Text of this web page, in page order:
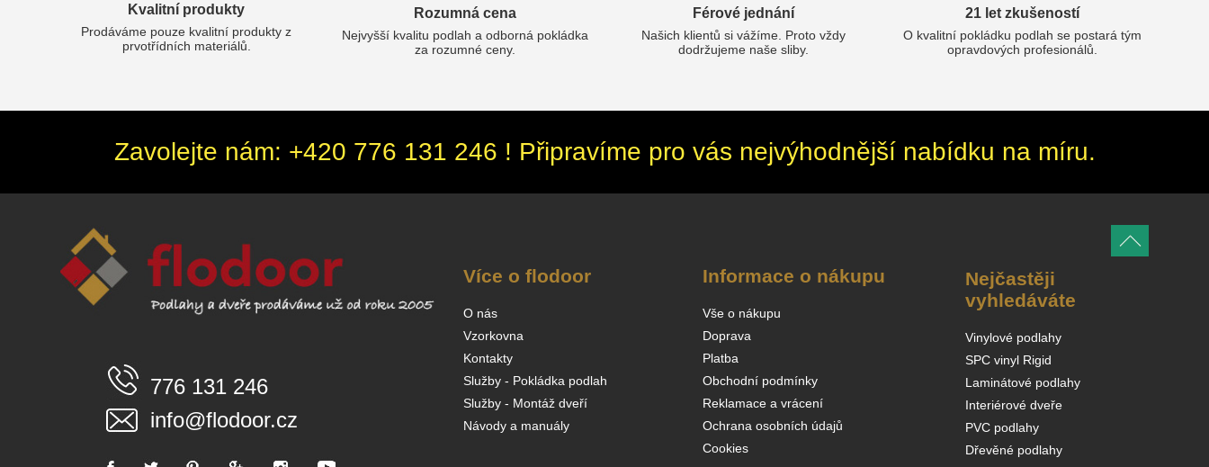
Kvalitní produkty
Prodáváme pouze kvalitní produkty z
prvotřídních materiálů.
Rozumná cena
Nejvyšší kvalitu podlah a odborná pokládka
za rozumné ceny.
Férové jednání
Našich klientů si vážíme. Proto vždy
dodržujeme naše sliby.
21 let zkušeností
O kvalitní pokládku podlah se postará tým
opravdových profesionálů.
Zavolejte nám: +420 776 131 246 ! Připravíme pro vás nejvýhodnější nabídku na míru.
776 131 246
info@flodoor.cz
Více o flodoor
O nás
Vzorkovna
Kontakty
Služby - Pokládka podlah
Služby - Montáž dveří
Návody a manuály
Informace o nákupu
Vše o nákupu
Doprava
Platba
Obchodní podmínky
Reklamace a vrácení
Ochrana osobních údajů
Cookies
Nejčastěji
vyhledáváte
Vinylové podlahy
SPC vinyl Rigid
Laminátové podlahy
Interiérové dveře
PVC podlahy
Dřevěné podlahy